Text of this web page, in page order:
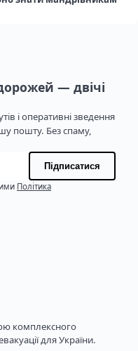
— двічі
і оперативні зведення
пошту. Без спаму,
Підписатися
Політика
комплексного
для України.